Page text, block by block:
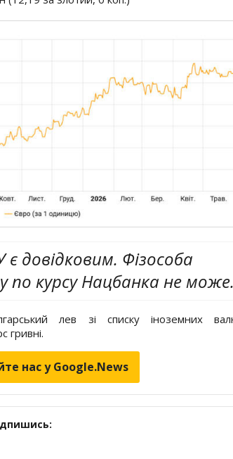
довідковим. Фізособа
курсу Нацбанка не може.
лев зі списку іноземних
гривні.
нас у Google.News